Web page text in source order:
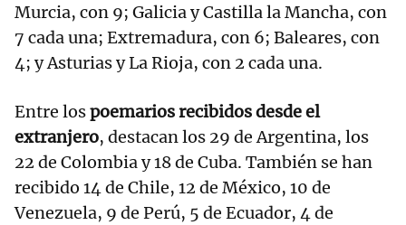
Murcia, con 9; Galicia y Castilla la Mancha, con
7 cada una; Extremadura, con 6; Baleares, con
4; y Asturias y La Rioja, con 2 cada una.
Entre lospoemarios recibidos desde el
extranjero, destacan los 29 de Argentina, los
22 de Colombia y 18 de Cuba. También se han
recibido 14 de Chile, 12 de México, 10 de
Venezuela, 9 de Perú, 5 de Ecuador, 4 de